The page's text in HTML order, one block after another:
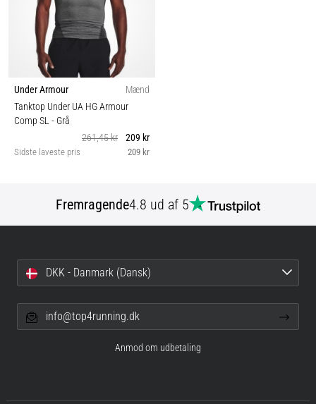
Under Armour
Mænd
Tanktop Under UA HG Armour
Comp SL - Grå
261,45 kr
209 kr
Sidste laveste pris 209 kr
Fremragende4.8 ud af 5
DKK - Danmark (Dansk)
info@top4running.dk
Anmod om udbetaling